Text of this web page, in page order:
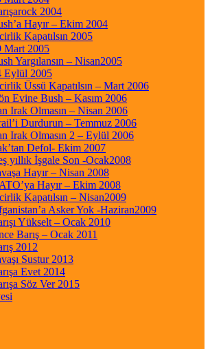
2004
Hayır – Ekim 2004
Kapatılsın 2005
Mart 2005
Yargılansın – Nisan2005
Eylül 2005
Üssü Kapatılsın – Mart 2006
Evine Bush – Kasım 2006
Irak Olmasın – Nisan 2006
Durdurun – Temmuz 2006
Irak Olmasın 2 – Eylül 2006
Defol- Ekim 2007
yıllık İşgale Son -Ocak2008
Hayır – Nisan 2008
Hayır – Ekim 2008
Kapatılsın – Nisan2009
Asker Yok -Haziran2009
Yükselt – Ocak 2010
Barış – Ocak 2011
2012
Sustur 2013
Evet 2014
Söz Ver 2015